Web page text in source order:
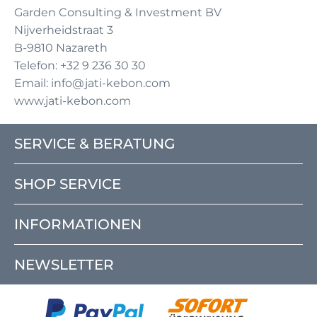
Garden Consulting & Investment BV
Nijverheidstraat 3
B-9810 Nazareth
Telefon: +32 9 236 30 30
Email: info@jati-kebon.com
www.jati-kebon.com
SERVICE & BERATUNG
SHOP SERVICE
INFORMATIONEN
NEWSLETTER